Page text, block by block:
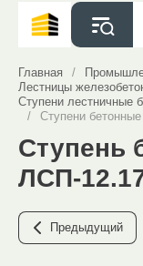
Главная /
Лестницы
Ступени лестничные
/
Ступени
Ступень
ЛСП-
Предыдущий